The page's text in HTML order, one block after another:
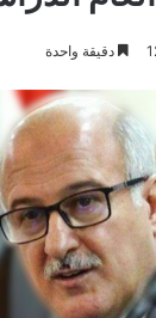
دقيقة واحدة